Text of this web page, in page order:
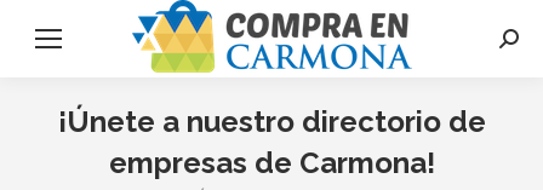
¡Únete a nuestro directorio de
empresas de Carmona!